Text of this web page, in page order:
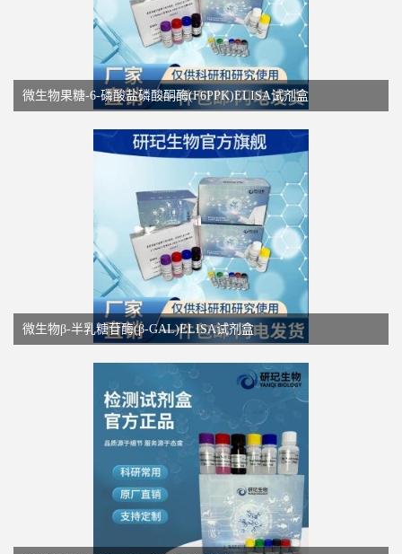
微生物果糖-6-磷酸盐磷酸酮酶(F6PPK)ELISA试剂盒
微生物β-半乳糖苷酶(β-GAL)ELISA试剂盒